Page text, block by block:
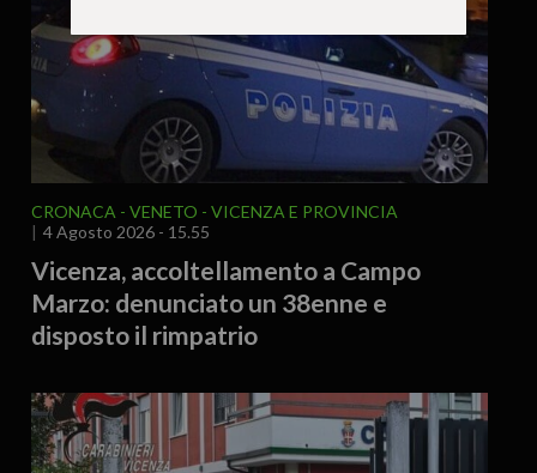
CRONACA VENETO
VICENZA E PROVINCIA
4 Agosto 2026 - 15.55
Vicenza, accoltellamento a Campo
Marzo: denunciato un 38enne e
disposto il rimpatrio